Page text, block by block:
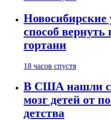
способ вернуть
гортани
18 часов спустя
В США нашли
мозг детей от
детства